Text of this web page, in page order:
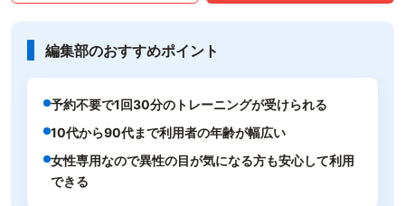
編集部のおすすめポイント
予約不要で1回30分のトレーニングが受けられる
10代から90代まで利用者の年齢が幅広い
女性専用なので異性の目が気になる方も安心して利用
できる